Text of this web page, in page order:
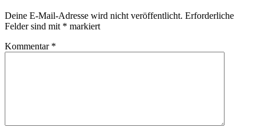
Deine E-Mail-Adresse wird nicht veröffentlicht. Erforderliche
Felder sind mit * markiert
Kommentar *